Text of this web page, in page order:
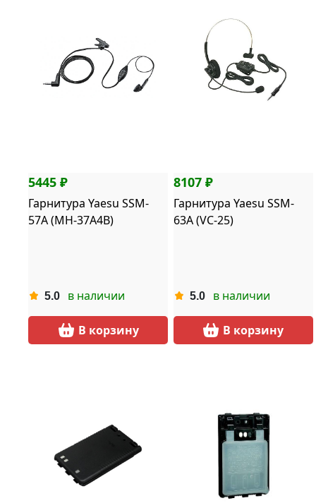
5445 ₽
Гарнитура Yaesu SSM-
57A (MH-37A4B)
5.0 в наличии
В корзину
8107 ₽
Гарнитура Yaesu SSM-
63A (VC-25)
5.0 в наличии
В корзину